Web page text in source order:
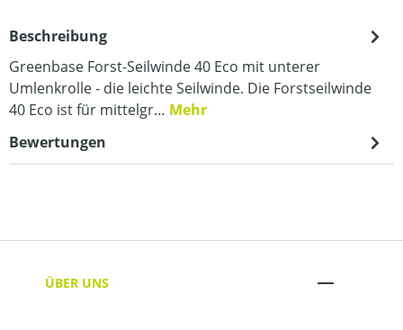
Beschreibung
Greenbase Forst-Seilwinde 40 Eco mit unterer
Umlenkrolle - die leichte Seilwinde. Die Forstseilwinde
40 Eco ist für mittelgr… Mehr
Bewertungen
ÜBER UNS